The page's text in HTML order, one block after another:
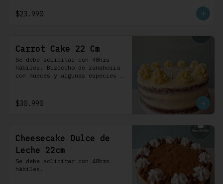
crema.
$23.990
Carrot Cake 22 Cm
Se debe solicitar con 48hrs
hábiles. Bizcocho de zanahoria
con nueces y algunas especies
crema.
$30.990
Cheesecake Dulce de
Leche 22cm
Se debe solicitar con 48hrs
hábiles.